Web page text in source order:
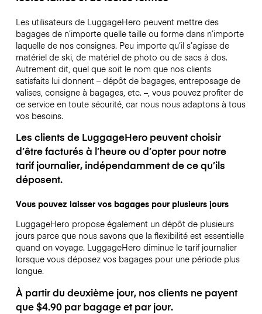
Les utilisateurs de LuggageHero peuvent mettre des
bagages de n’importe quelle taille ou forme dans n’importe
laquelle de nos consignes. Peu importe qu’il s’agisse de
matériel de ski, de matériel de photo ou de sacs à dos.
Autrement dit, quel que soit le nom que nos clients
satisfaits lui donnent – dépôt de bagages, entreposage de
valises, consigne à bagages, etc. –, vous pouvez profiter de
ce service en toute sécurité, car nous nous adaptons à tous
vos besoins.
Les clients de LuggageHero peuvent choisir
d’être facturés à l’heure ou d’opter pour notre
tarif journalier, indépendamment de ce qu’ils
déposent.
Vous pouvez laisser vos bagages pour plusieurs jours
LuggageHero propose également un dépôt de plusieurs
jours parce que nous savons que la flexibilité est essentielle
quand on voyage. LuggageHero diminue le tarif journalier
lorsque vous déposez vos bagages pour une période plus
longue.
À partir du deuxième jour, nos clients ne payent
que $4.90 par bagage et par jour.